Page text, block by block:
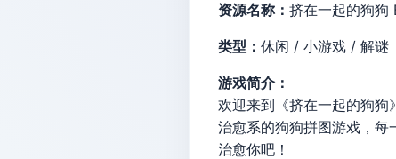
资源名称： 挤在一起的狗
类型： 休闲 / 小游戏 / 解谜
游戏简介：
欢迎来到《挤在一起的狗狗》
治愈系的狗狗拼图游戏，每
治愈你吧！